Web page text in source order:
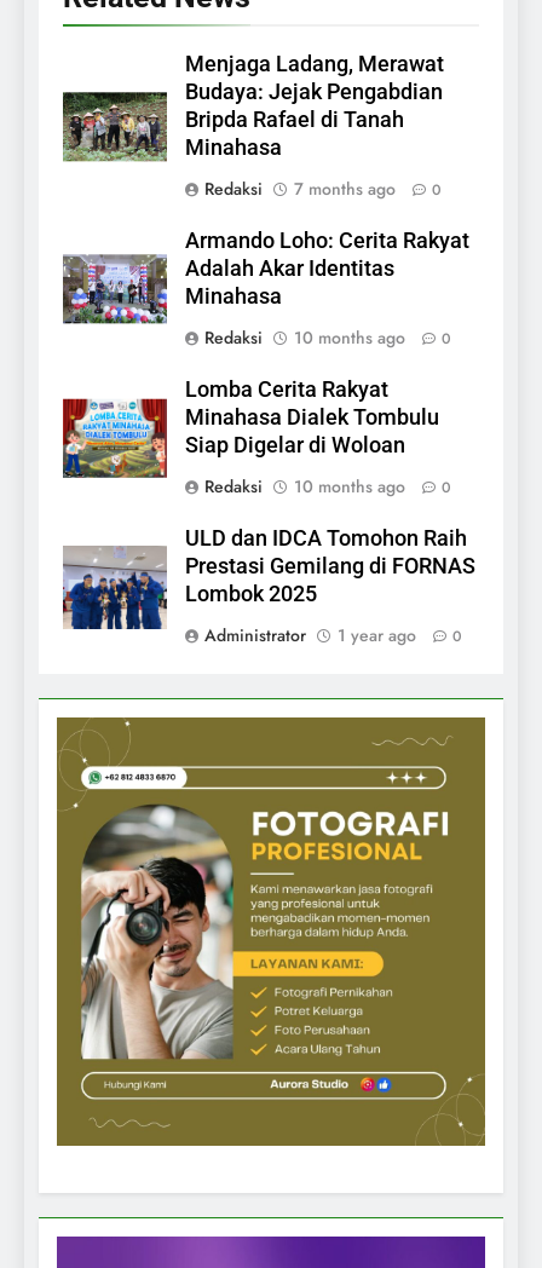
Menjaga Ladang, Merawat
Budaya: Jejak Pengabdian
Bripda Rafael di Tanah
Minahasa
Redaksi
7 months ago 0
Armando Loho: Cerita Rakyat
Adalah Akar Identitas
Minahasa
Redaksi
10 months ago 0
Lomba Cerita Rakyat
Minahasa Dialek Tombulu
Siap Digelar di Woloan
Redaksi
10 months ago 0
ULD dan IDCA Tomohon Raih
Prestasi Gemilang di FORNAS
Lombok 2025
Administrator
1 year ago 0